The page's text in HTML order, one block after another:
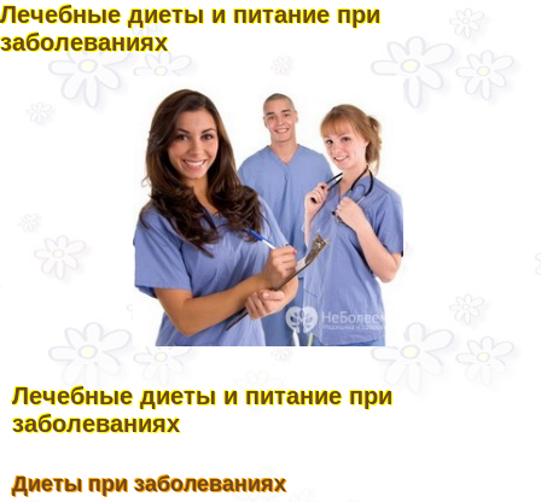
Лечебные диеты и питание при
заболеваниях
Лечебные диеты и питание при
заболеваниях
Диеты при заболеваниях